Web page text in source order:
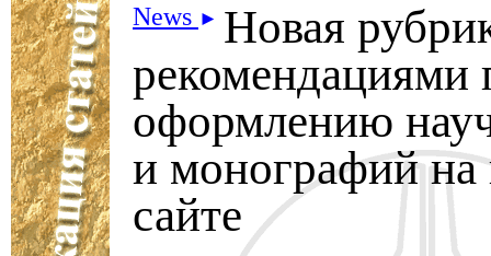
News ► Новая
рекомендациями
оформлению
и монографий
сайте